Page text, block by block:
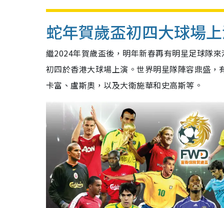
蛇年賀歲盃初四大球場
繼2024年賀歲盃後，明年新春再有明星足球隊
初四於香港大球場上演。世界明星隊陣容鼎盛
卡富、盧斯奧，以及大衛施華和史高斯等。